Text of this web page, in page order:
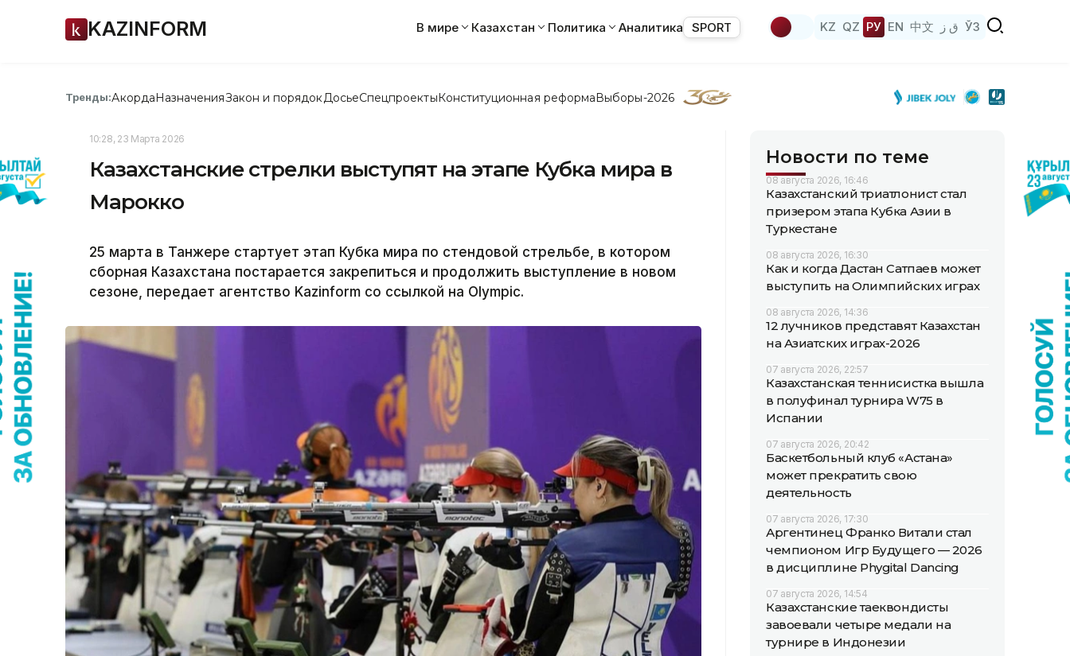
KAZINFORM В мире Казахстан Политика Аналитика SPORT KZ QZ РУ EN 中文 ق ز ЎЗ
Тренды:АкордаНазначенияЗакон и порядок ДосьеСпецпроектыКонституционная реформаВыборы-2026
10:28, 23 Марта 2026
Казахстанские стрелки выступят на этапе Кубка мира в
Марокко
25 марта в Танжере стартует этап Кубка мира по стендовой стрельбе, в котором
сборная Казахстана постарается закрепиться и продолжить выступление в новом
сезоне, передает агентство Kazinform со ссылкой на Olympic.
Новости по теме
08 августа 2026, 16:46
Казахстанский триатлонист стал
призером этапа Кубка Азии в
Туркестане
08 августа 2026, 16:30
Как и когда Дастан Сатпаев может
выступить на Олимпийских играх
08 августа 2026, 14:36
12 лучников представят Казахстан
на Азиатских играх-2026
07 августа 2026, 22:57
Казахстанская теннисистка вышла
в полуфинал турнира W75 в
Испании
07 августа 2026, 20:42
Баскетбольный клуб «Астана»
может прекратить свою
деятельность
07 августа 2026, 17:30
Аргентинец Франко Витали стал
чемпионом Игр Будущего — 2026
в дисциплине Phygital Dancing
07 августа 2026, 14:54
Казахстанские таеквондисты
завоевали четыре медали на
турнире в Индонезии